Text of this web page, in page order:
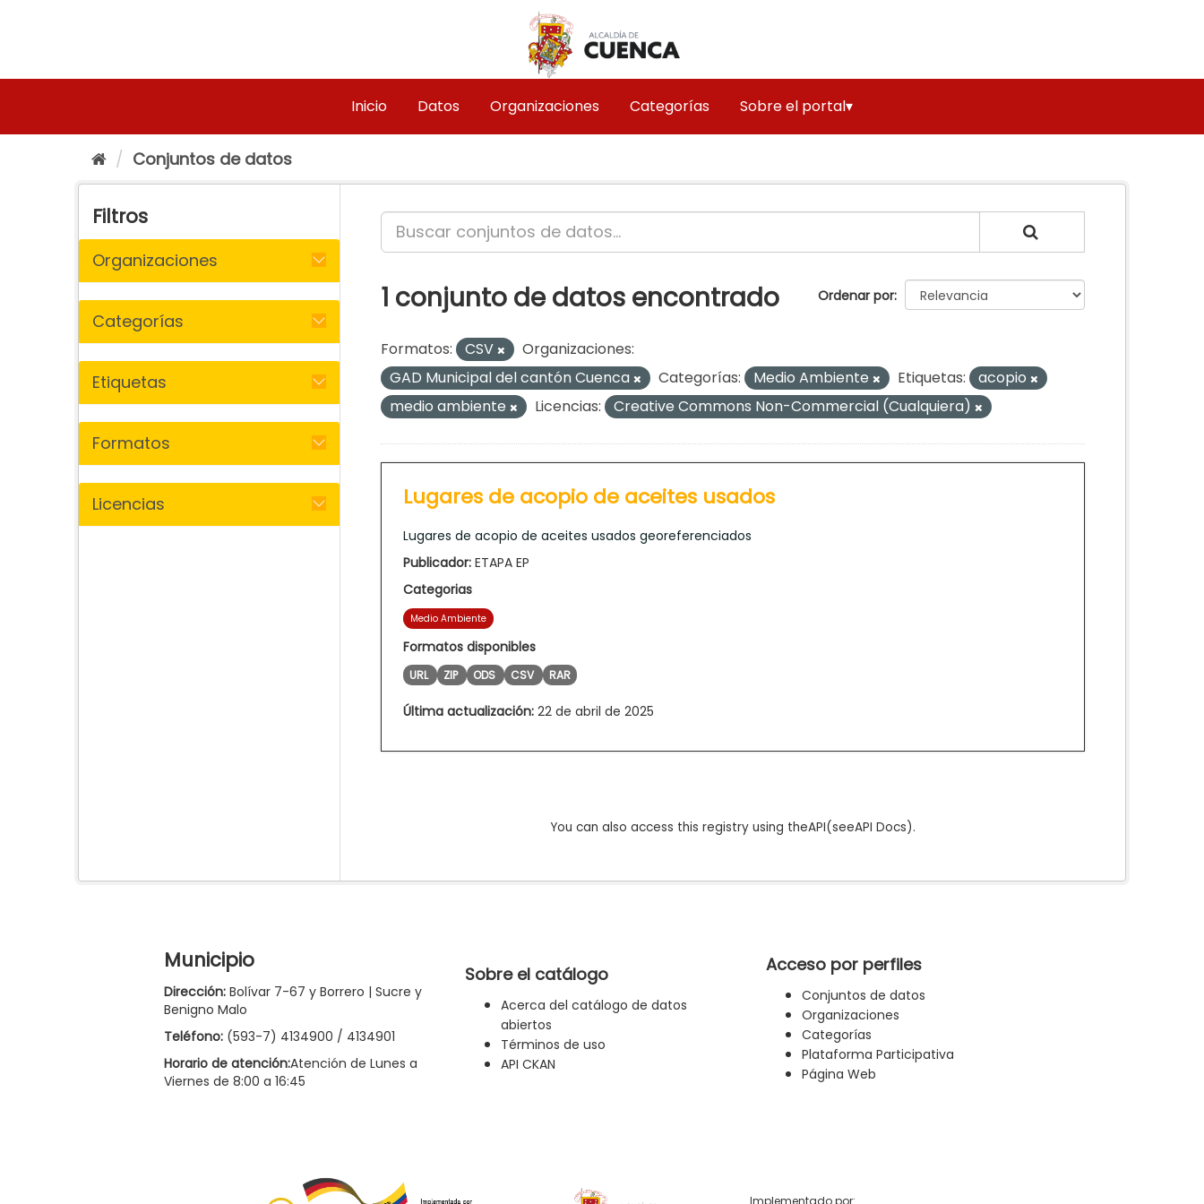
Inicio Datos Organizaciones Categorías Sobre el portal▾
Conjuntos de datos
Filtros
Organizaciones
Categorías
Etiquetas
Formatos
Licencias
Ordenar por
1 conjunto de datos encontrado
Formatos: CSV
Organizaciones:
GAD Municipal del cantón Cuenca
Categorías: Medio Ambiente Etiquetas:
acopio
medio ambiente
Licencias: Creative Commons Non-Commercial (Cualquiera)
Lugares de acopio de aceites usados
Lugares de acopio de aceites usados georeferenciados
Publicador: ETAPA EP
Categorias
Medio Ambiente
Formatos disponibles
URL ZIP ODS CSV RAR
Última actualización: 22 de abril de 2025
You can also access this registry using theAPI(seeAPI Docs).
Municipio
Dirección: Bolívar 7-67 y Borrero | Sucre y
Benigno Malo
Teléfono: (593-7) 4134900 / 4134901
Horario de atención:Atención de Lunes a
Viernes de 8:00 a 16:45
Sobre el catálogo
Acerca del catálogo de datos
abiertos
Términos de uso
API CKAN
Acceso por perfiles
Conjuntos de datos
Organizaciones
Categorías
Plataforma Participativa
Página Web